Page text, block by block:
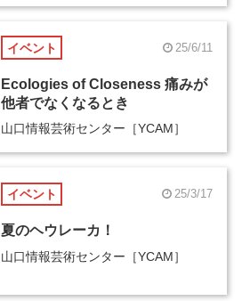
イベント 25/6/11
Ecologies of Closeness 痛みが
他者でなくなるとき
山口情報芸術センター［YCAM］
イベント 25/3/17
夏のヘウレーカ！
山口情報芸術センター［YCAM］